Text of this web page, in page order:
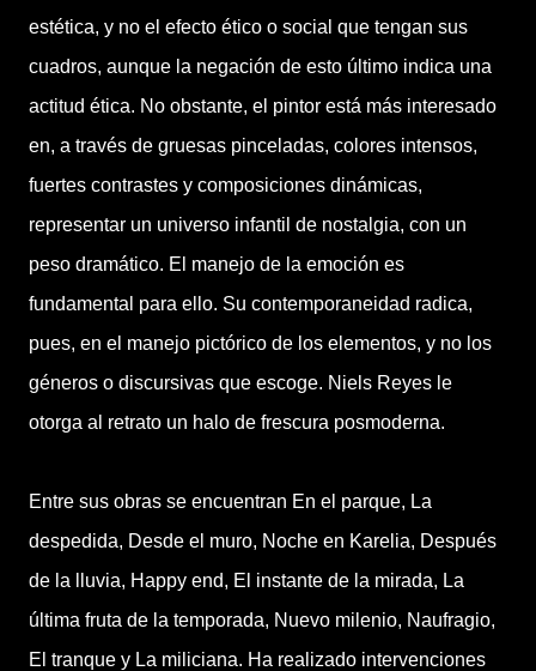
estética, y no el efecto ético o social que tengan sus
cuadros, aunque la negación de esto último indica una
actitud ética. No obstante, el pintor está más interesado
en, a través de gruesas pinceladas, colores intensos,
fuertes contrastes y composiciones dinámicas,
representar un universo infantil de nostalgia, con un
peso dramático. El manejo de la emoción es
fundamental para ello. Su contemporaneidad radica,
pues, en el manejo pictórico de los elementos, y no los
géneros o discursivas que escoge. Niels Reyes le
otorga al retrato un halo de frescura posmoderna.
Entre sus obras se encuentran En el parque, La
despedida, Desde el muro, Noche en Karelia, Después
de la lluvia, Happy end, El instante de la mirada, La
última fruta de la temporada, Nuevo milenio, Naufragio,
El tranque y La miliciana. Ha realizado intervenciones